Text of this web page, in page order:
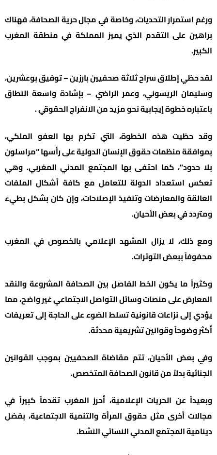
ورغم استمرار التحديات، وخاصة في مجال حرية الصحافة، فهناك
براهين على التقدم الذي يميز المملكة في منطقة المغرب
الكبير.
لقد حظي إطلاق سراح ثلاثة صحفيين بارزين – توفيق بوعشرين،
وسليمان الريسوني، وعمر الراضي – بإشادة واسعة النطاق
باعتباره خطوة إيجابية نحو مزيد من الانفراج الحقوقي .
وقد حظيت هذه الخطوة، التي تكرم بها العفو الملكي،
بموافقة منظمات حقوق الإنسان الدولية على رأسها “مراسلون
بلا حدود”، كما احتفى بها المجتمع المدني المغربي. وهي
تعكس استعداد الدولة للتعامل مع كافة أشكال الملفات
العالقة والمعارضات وتنفيذ الإصلاحات، وإن كان بشكل بطيء
ومتردد في بعض الأحيان.
ومع ذلك، لا يزال المشهد الإعلامي بالخصوص في المغرب
محفوفاً ببعض التوترات.
وكثيراً ما يكون الخط الفاصل بين الصحافة المشروعة والنقد
المعارض على منصات وسائل التواصل الاجتماعي غير واضح، مما
يؤدي إلى نزاعات قانونية تسلط الضوء على الحاجة إلى تعريفات
أكثر وضوحاً وقوانين تشريعية محدثة.
وفي بعض الأحيان، تتم مقاضاة الصحفيين بموجب القوانين
الجنائية بدلاً من قانون الصحافة المتخصص.
وبعيداً عن الحريات الإعلامية، أحرز المغرب تقدماً كبيراً في
مجالات أخرى مثل حقوق المرأة والتنمية الاجتماعية، بفضل
دينامية المجتمع المدني النسائي النشط.